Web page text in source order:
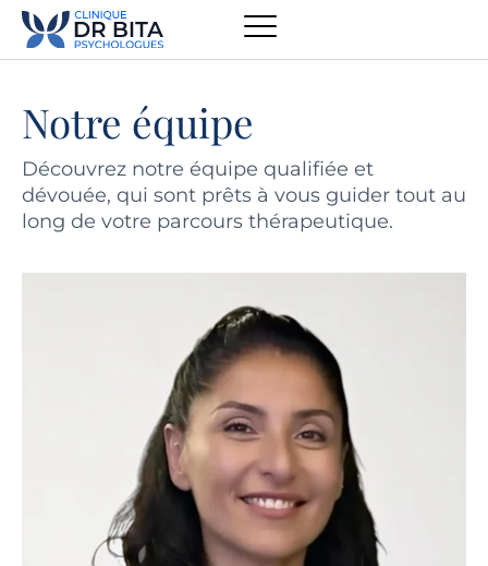
Notre équipe
Découvrez notre équipe qualifiée et
dévouée, qui sont prêts à vous guider tout au
long de votre parcours thérapeutique.